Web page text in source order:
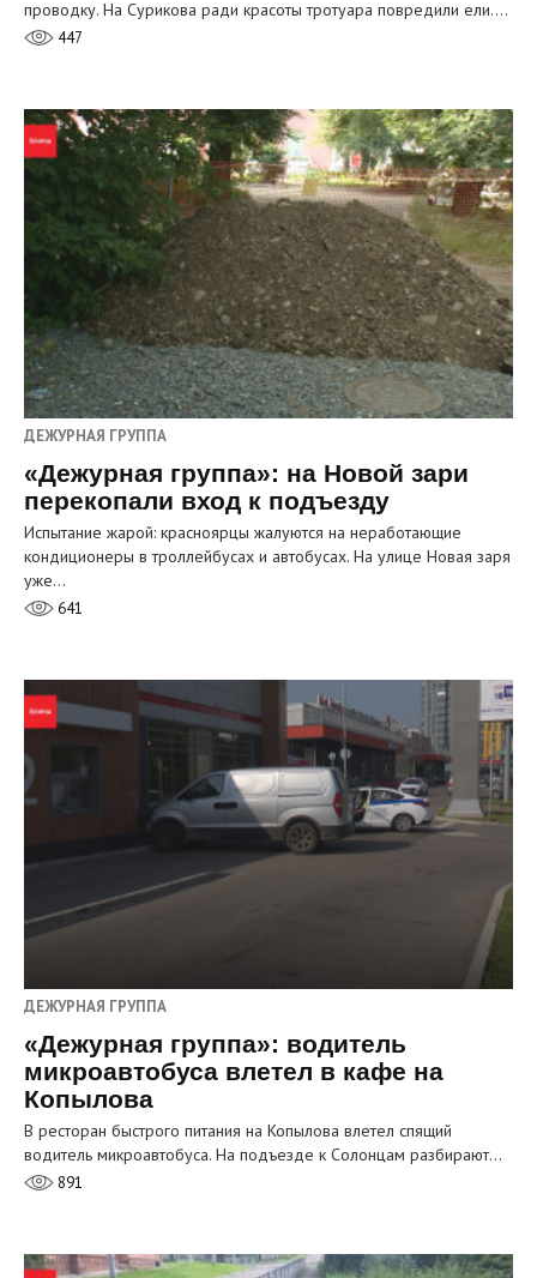
проводку. На Сурикова ради красоты тротуара повредили ели.…
447
ДЕЖУРНАЯ ГРУППА
«Дежурная группа»: на Новой зари
перекопали вход к подъезду
Испытание жарой: красноярцы жалуются на неработающие
кондиционеры в троллейбусах и автобусах. На улице Новая заря
уже…
641
ДЕЖУРНАЯ ГРУППА
«Дежурная группа»: водитель
микроавтобуса влетел в кафе на
Копылова
В ресторан быстрого питания на Копылова влетел спящий
водитель микроавтобуса. На подъезде к Солонцам разбирают…
891